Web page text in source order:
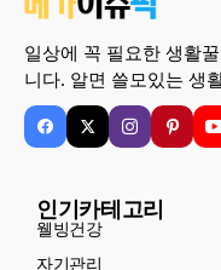
일상에 꼭 필요한 생활
니다. 알면 쓸모있는 생
인기카테고리
웰빙건강
자기관리